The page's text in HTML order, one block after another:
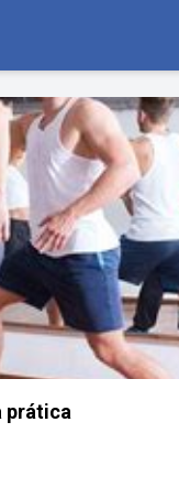
prática